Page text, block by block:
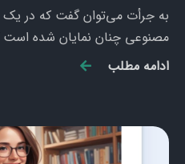
به جرأت می‌توان گفت که در
مصنوعی چنان نمایان شده است
ادامه مطلب